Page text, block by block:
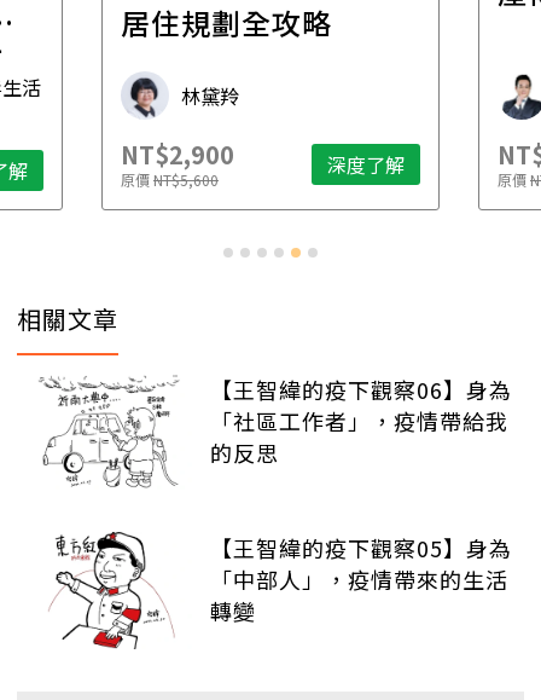
活
解
居住規劃全攻略
林黛羚
NT$2,900
原價NT$5,600 深度了解 原價
相關文章
【王智緯的疫下觀察06】身為
「社區工作者」，疫情帶給我
的反思
【王智緯的疫下觀察05】身為
「中部人」，疫情帶來的生活
轉變